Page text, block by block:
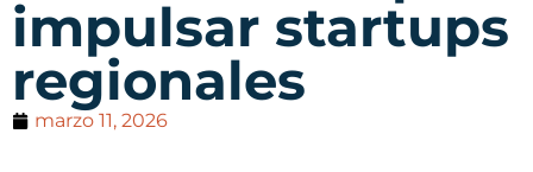
impulsar startups
regionales
marzo 11, 2026